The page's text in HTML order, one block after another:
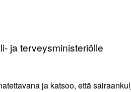
ja terveysministeriölle
ja katsoo, että